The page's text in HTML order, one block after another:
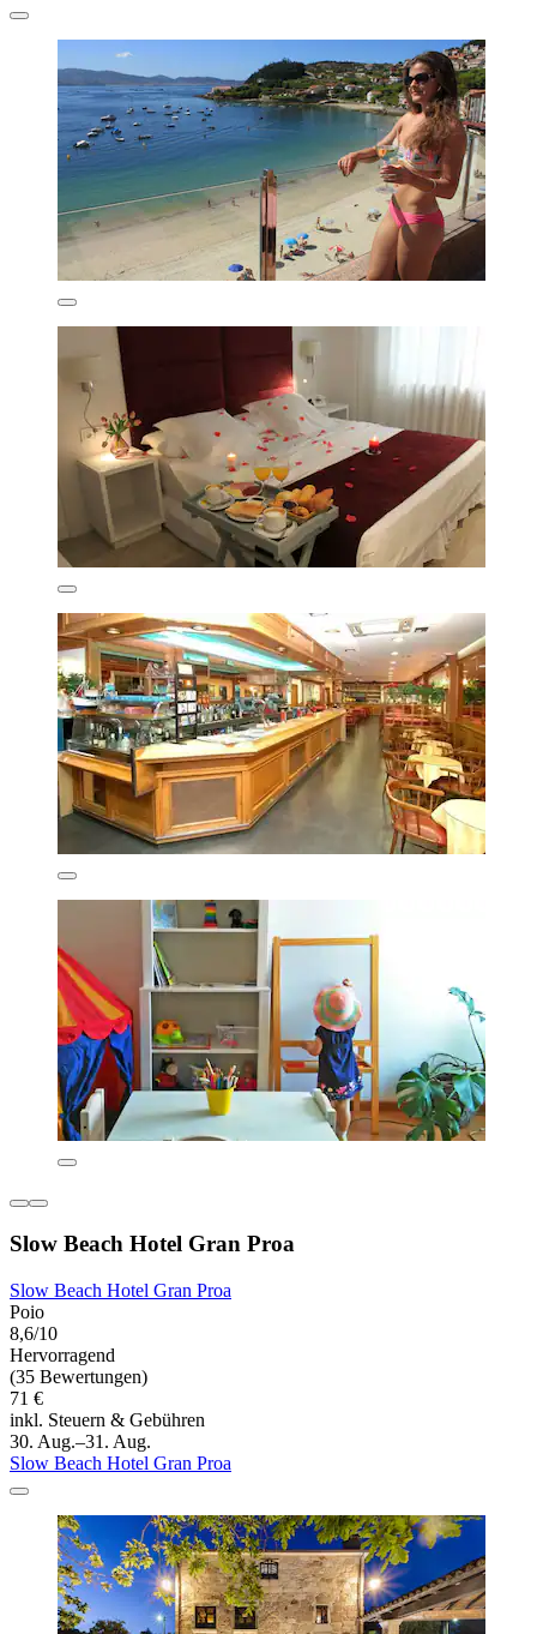
Slow Beach Hotel Gran Proa
Slow Beach Hotel Gran Proa
Poio
8,6/10
Hervorragend
(35 Bewertungen)
71 €
inkl. Steuern & Gebühren
30. Aug.–31. Aug.
Slow Beach Hotel Gran Proa